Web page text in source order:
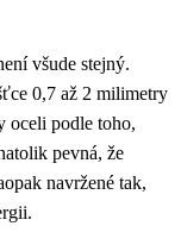
všude stejný.
0,7 až 2 milimetry
oceli podle toho,
pevná, že
navržené tak,